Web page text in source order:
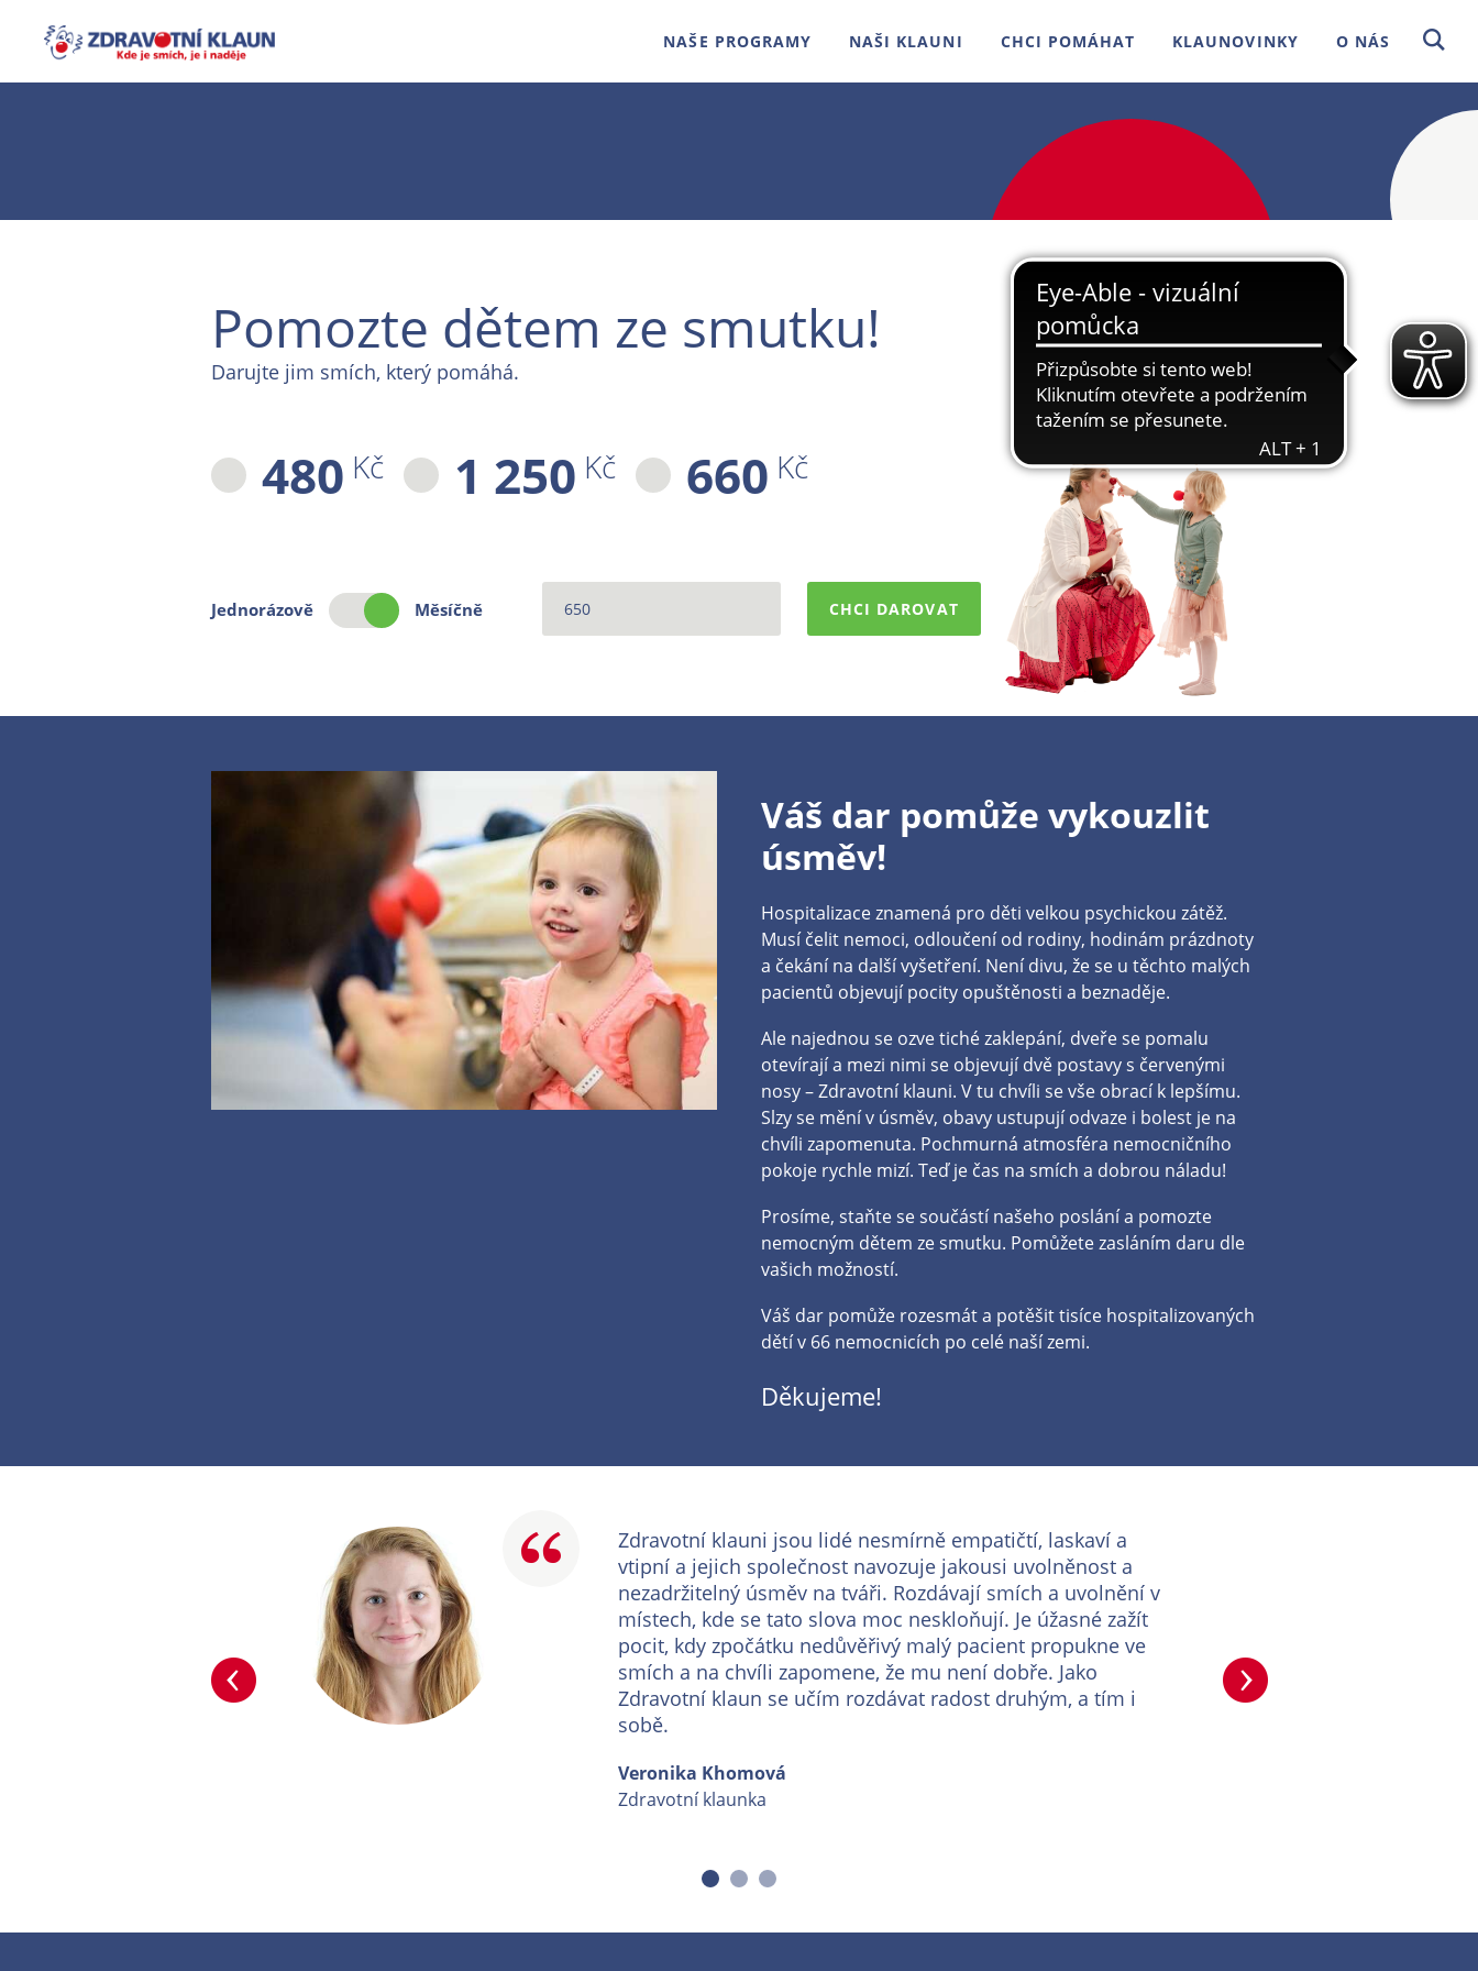
NAŠE PROGRAMY NAŠI KLAUNI CHCI POMÁHAT KLAUNOVINKY O NÁS
Pomozte dětem ze smutku!
Darujte jim smích, který pomáhá.
480 Kč 1 250 Kč 660 Kč
Jednorázově Měsíčně CHCI DAROVAT
Váš dar pomůže vykouzlit
úsměv!
Hospitalizace znamená pro děti velkou psychickou zátěž.
Musí čelit nemoci, odloučení od rodiny, hodinám prázdnoty
a čekání na další vyšetření. Není divu, že se u těchto malých
pacientů objevují pocity opuštěnosti a beznaděje.
Ale najednou se ozve tiché zaklepání, dveře se pomalu
otevírají a mezi nimi se objevují dvě postavy s červenými
nosy – Zdravotní klauni. V tu chvíli se vše obrací k lepšímu.
Slzy se mění v úsměv, obavy ustupují odvaze i bolest je na
chvíli zapomenuta. Pochmurná atmosféra nemocničního
pokoje rychle mizí. Teď je čas na smích a dobrou náladu!
Prosíme, staňte se součástí našeho poslání a pomozte
nemocným dětem ze smutku. Pomůžete zasláním daru dle
vašich možností.
Váš dar pomůže rozesmát a potěšit tisíce hospitalizovaných
dětí v 66 nemocnicích po celé naší zemi.
Děkujeme!
Zdravotní klauni jsou lidé nesmírně empatičtí, laskaví a
vtipní a jejich společnost navozuje jakousi uvolněnost a
nezadržitelný úsměv na tváři. Rozdávají smích a uvolnění v
místech, kde se tato slova moc neskloňují. Je úžasné zažít
pocit, kdy zpočátku nedůvěřivý malý pacient propukne ve
smích a na chvíli zapomene, že mu není dobře. Jako
Zdravotní klaun se učím rozdávat radost druhým, a tím i
sobě.
Veronika Khomová
Zdravotní klaunka